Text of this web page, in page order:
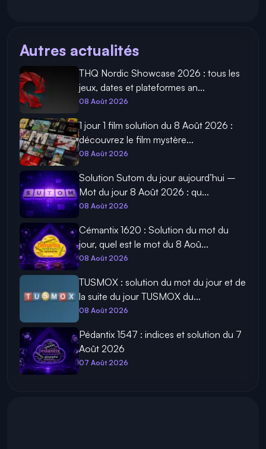
Autres actualités
THQ Nordic Showcase 2026 : tous les
jeux, dates et plateformes an...
08 Août 2026
1 jour 1 film solution du 8 Août 2026 :
découvrez le film mystère...
08 Août 2026
Solution Sutom du jour aujourd’hui –
Mot du jour 8 Août 2026 : qu...
08 Août 2026
Cémantix 1620 : Solution du mot du
jour, quel est le mot du 8 Aoû...
08 Août 2026
TUSMOX : solution du mot du jour et de
la suite du jour TUSMOX du...
08 Août 2026
Pédantix 1547 : indices et solution du 7
Août 2026
07 Août 2026